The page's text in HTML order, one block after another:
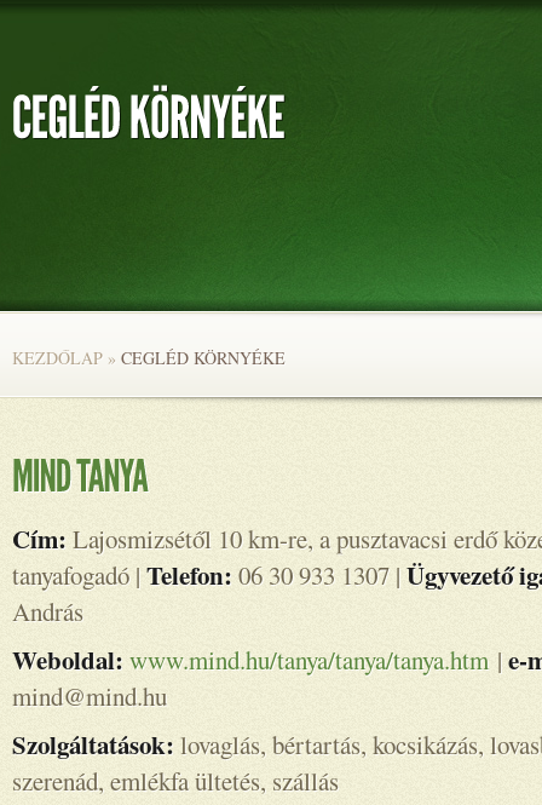
KEZDŐLAP » CEGLÉD KÖRNYÉKE
Cím: Lajosmizsétől 10 km-re, a pusztavacsi erdő
tanyafogadó |Telefon: 06 30 933 1307 |Ügyvezető
András
Weboldal: www.mind.hu/tanya/tanya/tanya.htm |e-
mind@mind.hu
Szolgáltatások: lovaglás, bértartás, kocsikázás,
szerenád, emlékfa ültetés, szállás